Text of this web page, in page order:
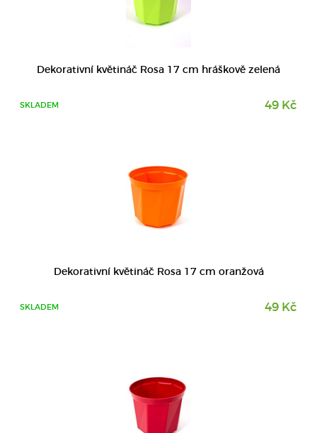
Dekorativní květináč Rosa 17 cm hráškově zelená
SKLADEM 49 Kč
Dekorativní květináč Rosa 17 cm oranžová
SKLADEM 49 Kč